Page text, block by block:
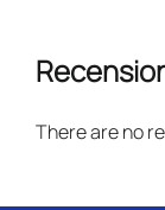
There are no